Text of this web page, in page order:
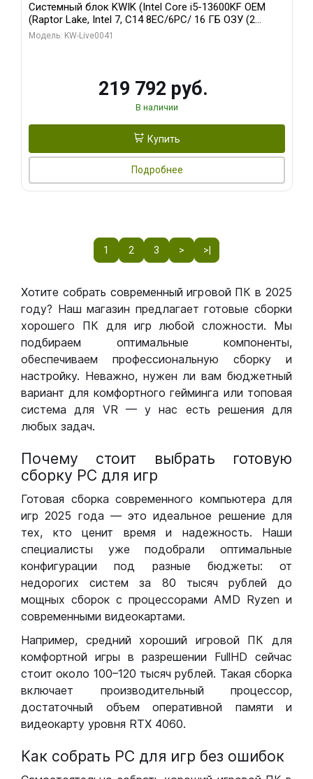
Системный блок KWIK (Intel Core i5-13600KF OEM
(Raptor Lake, Intel 7, C14 8EC/6PC/ 16 ГБ ОЗУ (2
модуля)/ Palit RTX5080 GAMINGPRO OC 16GB GDDR7
Модель: KW-Live0041
219 792 руб.
В наличии
Купить
Подробнее
1 2 3 > >|
Хотите собрать современный игровой ПК в 2025
году? Наш магазин предлагает готовые сборки
хорошего ПК для игр любой сложности. Мы
подбираем оптимальные компоненты,
обеспечиваем профессиональную сборку и
настройку. Неважно, нужен ли вам бюджетный
вариант для комфортного гейминга или топовая
система для VR — у нас есть решения для
любых задач.
Почему стоит выбрать готовую
сборку РС для игр
Готовая сборка современного компьютера для
игр 2025 года — это идеальное решение для
тех, кто ценит время и надежность. Наши
специалисты уже подобрали оптимальные
конфигурации под разные бюджеты: от
недорогих систем за 80 тысяч рублей до
мощных сборок с процессорами AMD Ryzen и
современными видеокартами.
Например, средний хороший игровой ПК для
комфортной игры в разрешении FullHD сейчас
стоит около 100–120 тысяч рублей. Такая сборка
включает производительный процессор,
достаточный объем оперативной памяти и
видеокарту уровня RTX 4060.
Как собрать РС для игр без ошибок